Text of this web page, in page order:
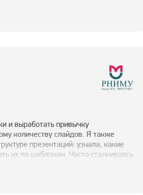
и выработать привычку
количеству слайдов. Я также
презентаций: узнала, какие
их по шаблонам. Часто сталкиваясь
почти готовые шаблоны.